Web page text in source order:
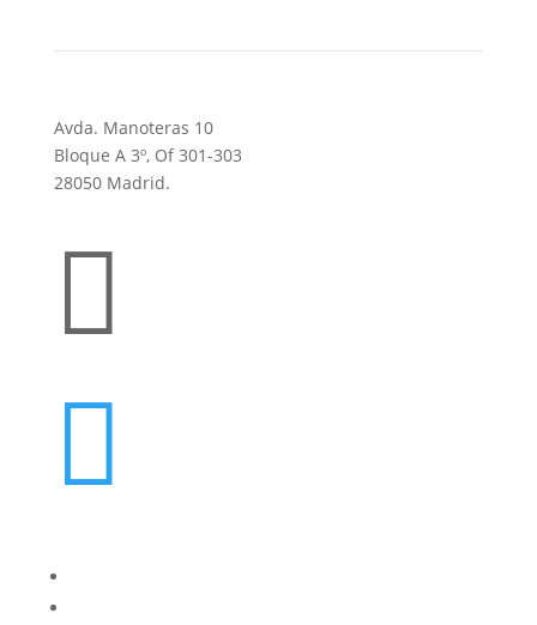
Avda. Manoteras 10
Bloque A 3º, Of 301-303
28050 Madrid.

